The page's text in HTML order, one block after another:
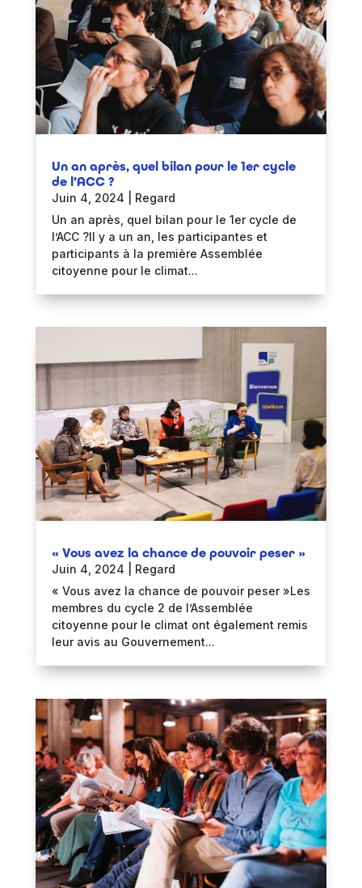
Un an après, quel bilan pour le 1er cycle
de l’ACC ?
Juin 4, 2024
Regard
Un an après, quel bilan pour le 1er cycle de
l’ACC ?Il y a un an, les participantes et
participants à la première Assemblée
citoyenne pour le climat...
« Vous avez la chance de pouvoir peser »
Juin 4, 2024
Regard
« Vous avez la chance de pouvoir peser »Les
membres du cycle 2 de l’Assemblée
citoyenne pour le climat ont également remis
leur avis au Gouvernement...